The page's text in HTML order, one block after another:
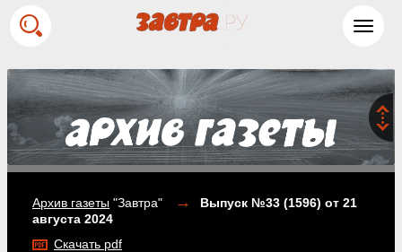
Архив газеты "Завтра" → Выпуск №33 (1596) от 21
августа 2024
Скачать pdf